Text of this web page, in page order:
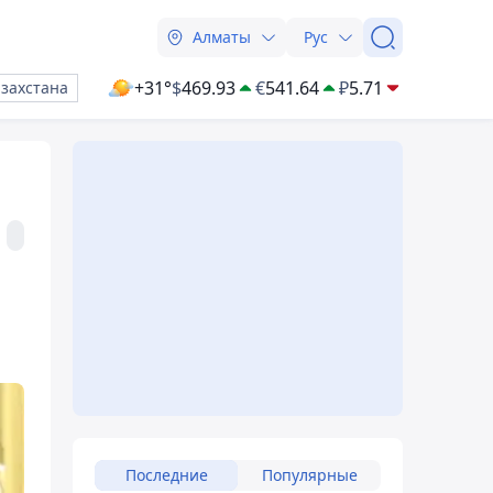
Алматы Рус
+31°$469.93 €541.64 ₽5.71
Последние Популярные